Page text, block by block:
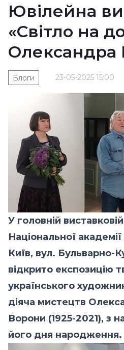
Ювілейна
«Світло на
Олександра
23-05-2025 15:00
Блоги
У головній
Національної
Київ, вул. Бульварно-
відкрито експозицію
українського
діяча мистецтв
Ворони (1925-2021), з
його дня народження.